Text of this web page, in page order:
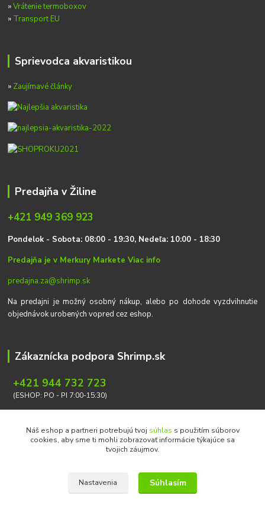
»Vrátenie termoboxov
» Transport EU
Sprievodca akvaristikou
» Zaujímavé články
Predajňa v Žiline
+421 949 369 923
Pondelok - Sobota: 08:00 - 19:30, Nedeľa: 10:00 - 18:30
Predajňa je v Merkury MarketeViac info
predajna.za@shrimp.sk
Na predajni je možný osobný nákup, alebo po dohode vyzdvihnutie
objednávok urobených vopred cez eshop.
Zákaznícka podpora Shrimp.sk
+421 944 732 723
(ESHOP: PO - PI 7:00-15:30)
Náš eshop a partneri potrebujú tvoj súhlas s použitím súborov
cookies, aby sme ti mohli zobrazovať informácie týkajúce sa
tvojich záujmov.
Nastavenia Súhlasím